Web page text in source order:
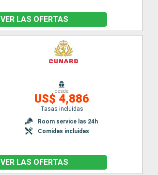
VER LAS OFERTAS
desde
US$ 4,886
Tasas incluidas
Room service las 24h
Comidas incluidas
VER LAS OFERTAS